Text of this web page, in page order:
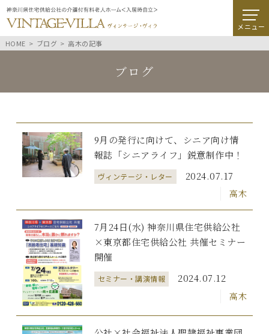
メニュー
HOME
ブログ 高木の記事
ブログ
9月の発行に向けて、シニア向け情
報誌「シニアライフ」鋭意制作中！
ヴィンテージ・レター 2024.07.17
高木
7月24日(水) 神奈川県住宅供給公社
×東京都住宅供給公社 共催セミナー
開催
セミナー・講演情報 2024.07.12
高木